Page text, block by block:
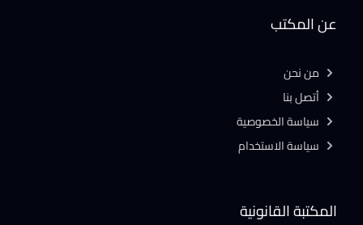
المكتبة القانونية
عن المكتب
من نحن
أتصل بنا
سياسة الخصوصية
سياسة الاستخدام